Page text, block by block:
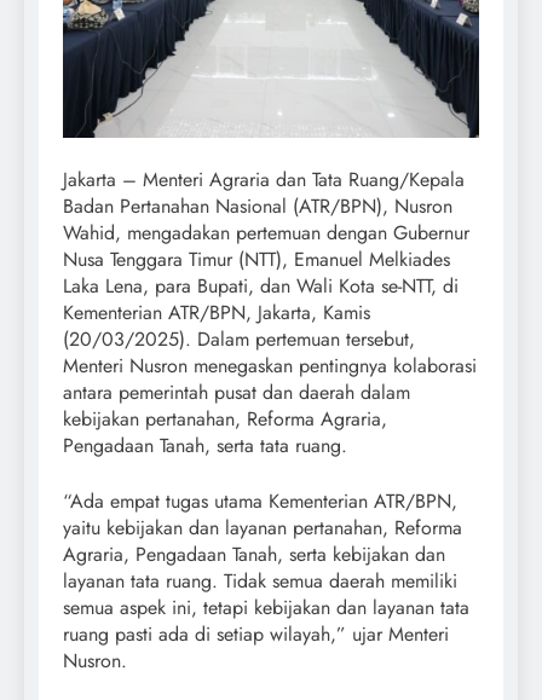
Jakarta – Menteri Agraria dan Tata Ruang/Kepala
Badan Pertanahan Nasional (ATR/BPN), Nusron
Wahid, mengadakan pertemuan dengan Gubernur
Nusa Tenggara Timur (NTT), Emanuel Melkiades
Laka Lena, para Bupati, dan Wali Kota se-NTT, di
Kementerian ATR/BPN, Jakarta, Kamis
(20/03/2025). Dalam pertemuan tersebut,
Menteri Nusron menegaskan pentingnya kolaborasi
antara pemerintah pusat dan daerah dalam
kebijakan pertanahan, Reforma Agraria,
Pengadaan Tanah, serta tata ruang.
“Ada empat tugas utama Kementerian ATR/BPN,
yaitu kebijakan dan layanan pertanahan, Reforma
Agraria, Pengadaan Tanah, serta kebijakan dan
layanan tata ruang. Tidak semua daerah memiliki
semua aspek ini, tetapi kebijakan dan layanan tata
ruang pasti ada di setiap wilayah,” ujar Menteri
Nusron.